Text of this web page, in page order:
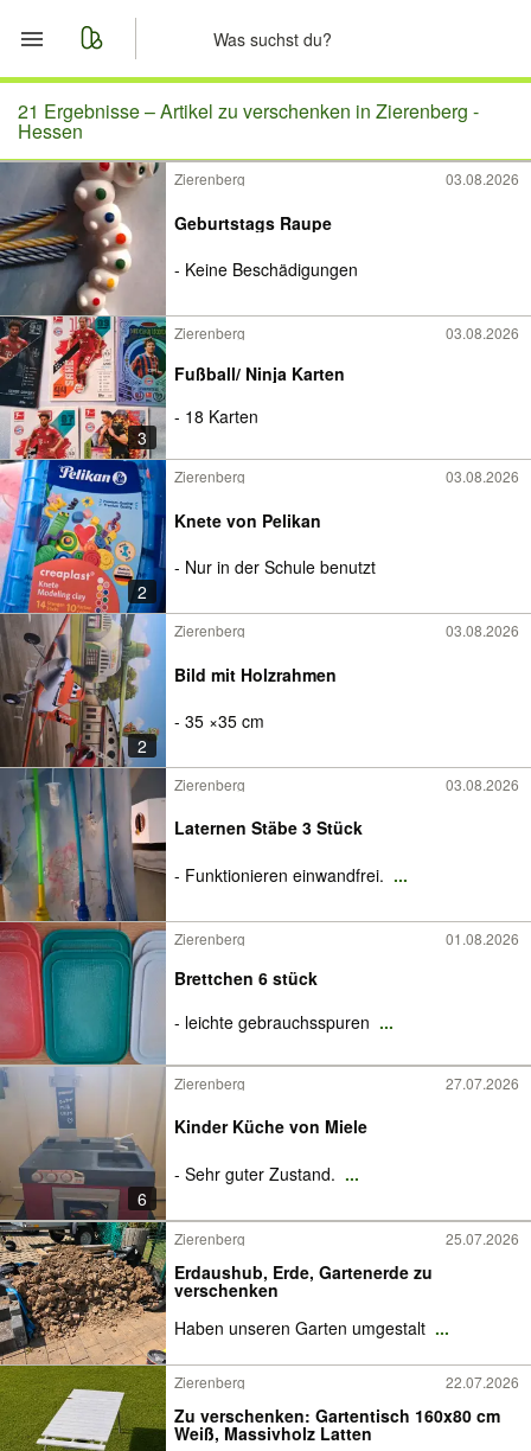
Start
Merkliste
Nachrichten
Anzeige aufgeben
21 Ergebnisse –Artikel zu verschenken in Zierenberg -
Hessen
Zierenberg 03.08.2026
Geburtstags Raupe
- Keine Beschädigungen
3
Zierenberg 03.08.2026
Fußball/ Ninja Karten
- 18 Karten
2
Zierenberg 03.08.2026
Knete von Pelikan
- Nur in der Schule benutzt
2
Zierenberg 03.08.2026
Bild mit Holzrahmen
- 35 ×35 cm
Zierenberg 03.08.2026
Laternen Stäbe 3 Stück
- Funktionieren einwandfrei. ...
Zierenberg 01.08.2026
Brettchen 6 stück
- leichte gebrauchsspuren ...
6
Zierenberg 27.07.2026
Kinder Küche von Miele
- Sehr guter Zustand. ...
Zierenberg 25.07.2026
Erdaushub, Erde, Gartenerde zu
verschenken
Haben unseren Garten umgestalt ...
Zierenberg 22.07.2026
Zu verschenken: Gartentisch 160x80 cm
Weiß, Massivholz Latten